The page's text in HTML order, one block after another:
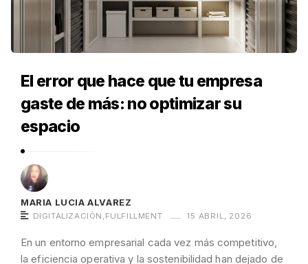
El error que hace que tu empresa
gaste de más: no optimizar su
espacio
MARIA LUCIA ALVAREZ
DIGITALIZACIÓN , FULFILLMENT 15 ABRIL, 2026
En un entorno empresarial cada vez más competitivo,
la eficiencia operativa y la sostenibilidad han dejado de